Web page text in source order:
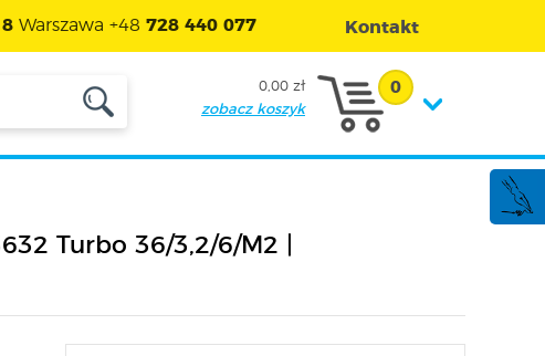
Warszawa +48 728 440 077 Kontakt
0,00 zł
zobacz koszyk
0
Turbo 36/3,2/6/M2 |